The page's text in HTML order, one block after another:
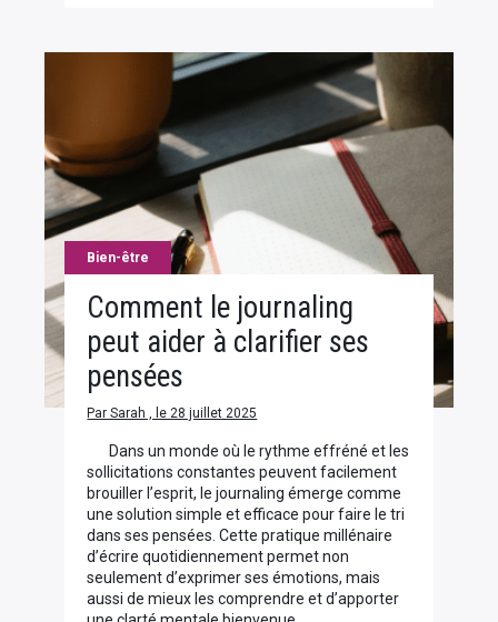
Bien-être
Comment le journaling
peut aider à clarifier ses
pensées
Par Sarah , le 28 juillet 2025
Dans un monde où le rythme effréné et les
sollicitations constantes peuvent facilement
brouiller l’esprit, le journaling émerge comme
une solution simple et efficace pour faire le tri
dans ses pensées. Cette pratique millénaire
d’écrire quotidiennement permet non
seulement d’exprimer ses émotions, mais
aussi de mieux les comprendre et d’apporter